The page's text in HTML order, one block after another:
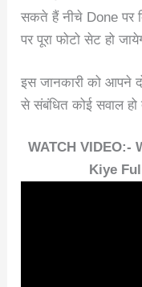
सकते हैं नीचे Done पर
पर पूरा फोटो सेट हो
इस जानकारी को आपने
से संबंधित कोई सवाल
WATCH VIDEO:-
Kiye